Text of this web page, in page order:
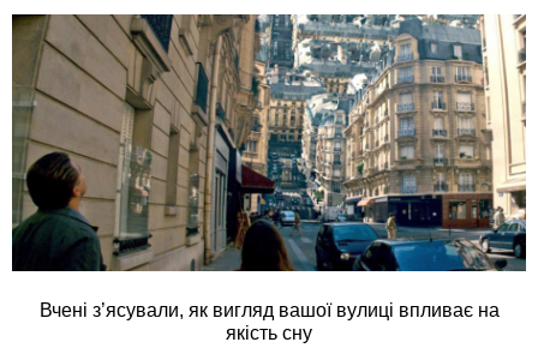
Вчені з’ясували, як вигляд вашої вулиці впливає на
якість сну